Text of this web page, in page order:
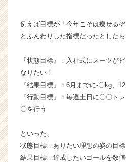
e
r
r
e
r）
例えば目標が「今年こそは痩せるぞ
とふんわりした指標だったとしたら
『状態目標』：入社式にスーツが
なりたい！
『結果目標』：6月までに-〇kg、
『行動目標』：毎週土日に〇〇ト
〇を行う
といった、
状態目標…ありたい理想の姿の目標
結果目標…達成したいゴールを数